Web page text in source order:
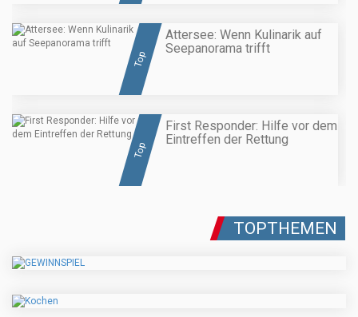
Top
Attersee: Wenn Kulinarik auf
Seepanorama trifft
Top
First Responder: Hilfe vor dem
Eintreffen der Rettung
TOPTHEMEN